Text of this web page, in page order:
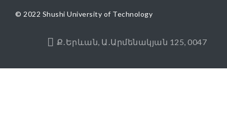
© 2022 Shushi University of Technology
Ք․Երևան, Ա․Արմենակյան 125, 0047